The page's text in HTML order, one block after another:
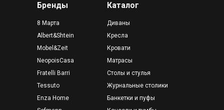
Кресла
Столы и стулья
Матрасы
Диваны
Журнальные столики
Банкетки и пуфы
Кровати
Каталог
Бренды
Mobel&Zeit
Tessuto
8 Марта
Fratelli Barri
Enza Home
Albert&Shtein
NeopoisCasa